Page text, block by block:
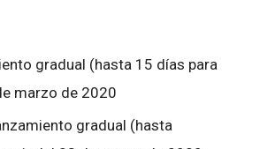
gradual (hasta 15 días para
marzo de 2020
gradual (hasta